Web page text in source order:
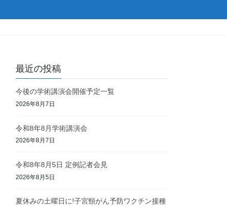
最近の投稿
今後の学術講演会開催予定一覧
2026年8月7日
令和8年8月学術講演会
2026年8月7日
令和8年8月5日 定例記者会見
2026年8月5日
夏休みの土曜日に!子宮頸がん予防ワクチン接種